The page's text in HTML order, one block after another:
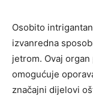
Osobito
izvanredna
jetrom. Ovaj
omogućuje
značajni dijelovi